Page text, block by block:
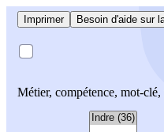
Imprimer Besoin d'aide sur
Métier, compétence, mot-